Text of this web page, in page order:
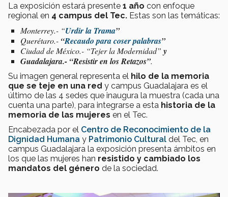
La exposición estará presente 1 año con enfoque
regional en 4 campus del Tec. Estas son las temáticas:
Monterrey.- “Urdir la Trama”
Querétaro.- “Recaudo para coser palabras”
Ciudad de México.- “Tejer la Modernidad” y
Guadalajara.- “Resistir en los Retazos”.
Su imagen general representa el hilo de la memoria
que se teje en una red y campus Guadalajara es el
último de las 4 sedes que inaugura la muestra (cada una
cuenta una parte), para integrarse a esta historia de la
memoria de las mujeres en el Tec.
Encabezada por el Centro de Reconocimiento de la
Dignidad Humana y Patrimonio Cultural del Tec, en
campus Guadalajara la exposición presenta ámbitos en
los que las mujeres han resistido y cambiado los
mandatos del género de la sociedad.